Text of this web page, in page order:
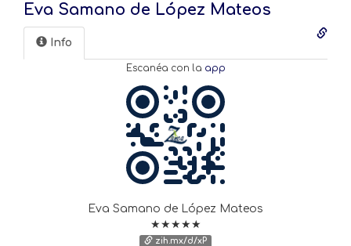
Eva Samano de López Mateos
Info
Escanéa con la app
Eva Samano de López Mateos
★★★★★
zih.mx/d/xP